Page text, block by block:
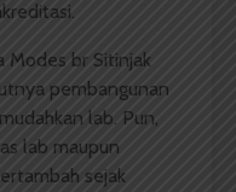
Modes br Sitinjak
pembangunan
lab. Pun,
lab maupun
sejak